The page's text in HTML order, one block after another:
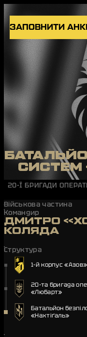
Skip to content
ЗАПОВНИТИ
ВАКАНСІЇ
НОВИНИ
БЛОГ
СИСТЕМ
20-Ї БРИГАДИ
Військова частина
Командир
ДМИТРО
КОЛЯДА
Структура
1-й корпус «Азов»
20-та бригада
«Любарт»
Батальйон
«Нахтіґаль»